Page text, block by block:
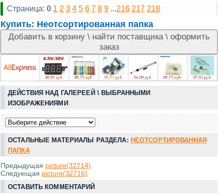
Страница: 0 1 2 3 4 5 6 7 8 9 ...216 217 218
Купить: Неотсортированная папка
ДЕЙСТВИЯ НАД ГАЛЕРЕЕЙ \ ВЫБРАННЫМИ
ИЗОБРАЖЕНИЯМИ
ОСТАЛЬНЫЕ МАТЕРИАЛЫ РАЗДЕЛА: НЕОТСОРТИРОВАННАЯ
ПАПКА
Предыдущая picture(32714)
Следующая picture(32716)
ОСТАВИТЬ КОММЕНТАРИЙ